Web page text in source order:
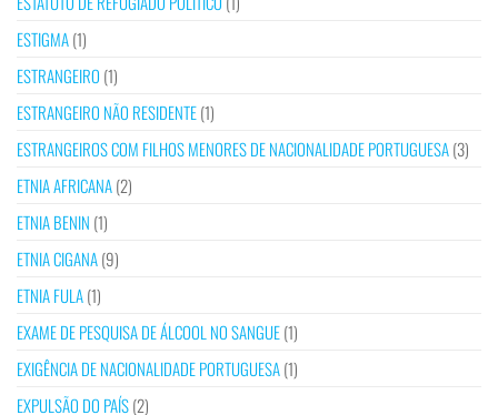
ESTIGMA(1)
ESTRANGEIRO (1)
ESTRANGEIRO NÃO RESIDENTE(1)
ESTRANGEIROS COM FILHOS MENORES DE NACIONALIDADE PORTUGUESA(3)
ETNIA AFRICANA(2)
ETNIA BENIN (1)
ETNIA CIGANA(9)
ETNIA FULA(1)
EXAME DE PESQUISA DE ÁLCOOL NO SANGUE(1)
EXIGÊNCIA DE NACIONALIDADE PORTUGUESA(1)
EXPULSÃO DO PAÍS(2)